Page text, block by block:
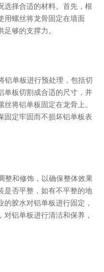
选择合适的材料。首先，根
用螺丝将龙骨固定在墙面
足够的支撑力。
铝单板进行预处理，包括切
单板切割成合适的尺寸，并
将铝单板固定在龙骨上。
固定牢固而不损坏铝单板表
整和修饰，以确保整体效果
是否平整，如有不平整的地
胶水对铝单板进行固定，
铝单板进行清洁和保养，